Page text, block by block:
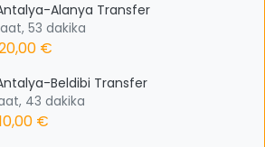
Alanya Transfer
53 dakika
€
Beldibi Transfer
43 dakika
€